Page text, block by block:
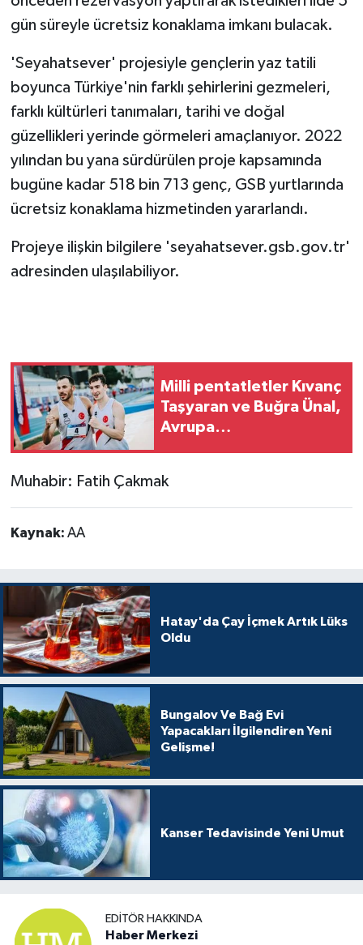
gün süreyle ücretsiz konaklama imkanı bulacak.
'Seyahatsever' projesiyle gençlerin yaz tatili
boyunca Türkiye'nin farklı şehirlerini gezmeleri,
farklı kültürleri tanımaları, tarihi ve doğal
güzellikleri yerinde görmeleri amaçlanıyor. 2022
yılından bu yana sürdürülen proje kapsamında
bugüne kadar 518 bin 713 genç, GSB yurtlarında
ücretsiz konaklama hizmetinden yararlandı.
Projeye ilişkin bilgilere 'seyahatsever.gsb.gov.tr'
adresinden ulaşılabiliyor.
Milli pentatletler Kıvanç
Taşyaran ve Buğra Ünal,
Avrupa
Muhabir: Fatih Çakmak
Kaynak: AA
Hatay'da Çay İçmek Artık Lüks
Oldu
Bungalov Ve Bağ Evi
Yapacakları İlgilendiren Yeni
Gelişme!
Kanser Tedavisinde Yeni Umut
EDITÖR HAKKINDA
Haber Merkezi